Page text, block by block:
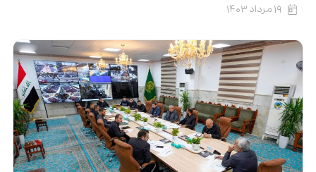
۱۹ مرداد ۱۴۰۳